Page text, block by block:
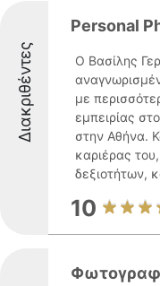
Διακριθέντες
Personal
Ο Βασίλης
με
εμπειρίας
στην Αθήνα.
καριέρας
δεξιοτήτων,
10